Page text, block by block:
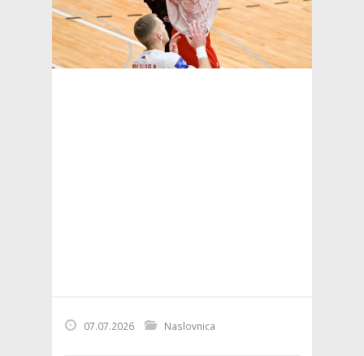
07.07.2026 Naslovnica